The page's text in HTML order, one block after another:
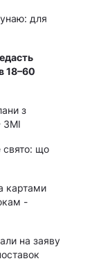
для
18–60
з
ЗМІ
свято: що
картами
-
на заяву